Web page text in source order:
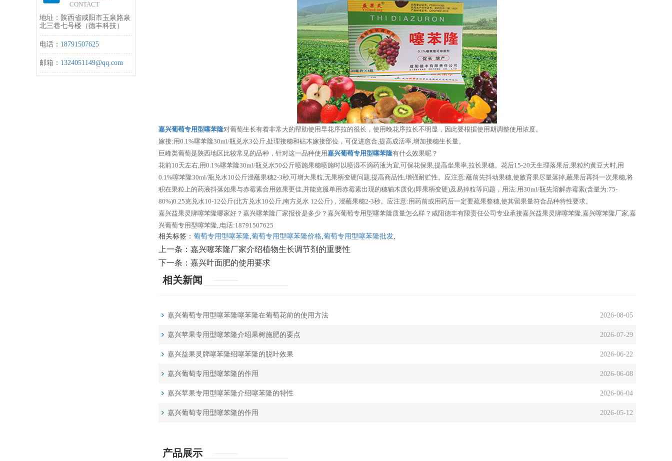
CONTACT
地址：陕西省咸阳市玉泉路泉
北三巷七号楼（德丰科技）
电话： 18791507625
邮箱： 1324051149@qq.com
嘉兴葡萄专用型噻苯隆对葡萄生长有着非常大的帮助使用早花序拉的很长，使用晚花序拉长不明显，因此要根据使用期调整使用浓度。
嫁接:用0.1%噻苯隆30ml/瓶兑水3公斤,处理接穗和砧木嫁接部位，可促进愈合,提高成活率,增加接穗生长量。
巨峰类葡萄是陕西地区比较常见的品种，针对这一品种使用嘉兴葡萄专用型噻苯隆有什么效果呢？
花前10天左右,用0.1%噻苯隆30ml/瓶兑水50公斤喷施果穗喷施时以喷湿不滴药液为宜,可保花保果,提高坐果率,拉长果穗。花后15-20天生理落果后,果粒约黄豆大时,用
0.1%噻苯隆30ml/瓶兑水10公斤浸蘸果穗2-3秒,可增大果粒,无果柄变硬问题,提高商品性,增强耐贮性。应注意:蘸前先抖动果穗,使败育果尽量落掉,蘸果后再抖一次果穗,将
积在果粒上的药液抖落如果与赤霉素合用效果更佳,并能克服单用赤霉素出现的穗轴木质化(即果柄变硬)及易掉粒等问题，用法:用30ml/瓶先溶解赤霉素(含量为:75-
80%)0.25克兑水10-12公斤(北方兑水10公斤,南方兑水 12公斤)，浸蘸果穗2-3秒。应注意:用药前或用药后一定要疏果整穗,使其留果量符合品种特性要求。
嘉兴益果灵牌噻苯隆哪家好？嘉兴噻苯隆厂家报价是多少？嘉兴葡萄专用型噻苯隆质量怎么样？咸阳德丰有限责任公司专业承接嘉兴益果灵牌噻苯隆,嘉兴噻苯隆厂家,嘉
兴葡萄专用型噻苯隆,,电话:18791507625
相关标签： 葡萄专用型噻苯隆,葡萄专用型噻苯隆价格,葡萄专用型噻苯隆批发,
上一条： 嘉兴噻苯隆厂家介绍植物生长调节剂的重要性
下一条： 嘉兴叶面肥的使用要求
相关新闻
嘉兴葡萄专用型噻苯隆噻苯隆在葡萄花前的使用方法 2026-08-05
嘉兴苹果专用型噻苯隆介绍果树施肥的要点 2026-07-29
嘉兴益果灵牌噻苯隆绍噻苯隆的脱叶效果 2026-06-22
嘉兴葡萄专用型噻苯隆的作用 2026-06-08
嘉兴苹果专用型噻苯隆介绍噻苯隆的特性 2026-06-04
嘉兴葡萄专用型噻苯隆的作用 2026-05-12
产品展示